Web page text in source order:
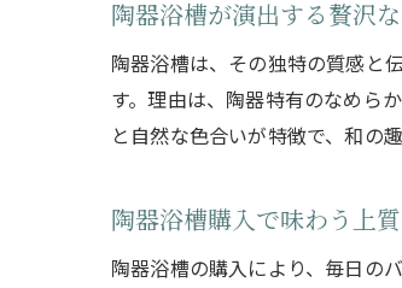
陶器浴槽が演出する贅沢
陶器浴槽は、その独特の質感と
す。理由は、陶器特有のなめら
と自然な色合いが特徴で、和の
陶器浴槽購入で味わう上
陶器浴槽の購入により、毎日の